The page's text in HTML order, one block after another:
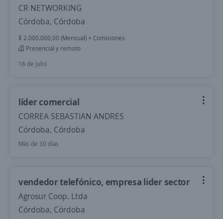
CR NETWORKING
Córdoba, Córdoba
$ 2.000.000,00 (Mensual) + Comisiones
Presencial y remoto
16 de julio
líder comercial
CORREA SEBASTIAN ANDRES
Córdoba, Córdoba
Más de 30 días
vendedor telefónico, empresa lider sector
Agrosur Coop. Ltda
Córdoba, Córdoba